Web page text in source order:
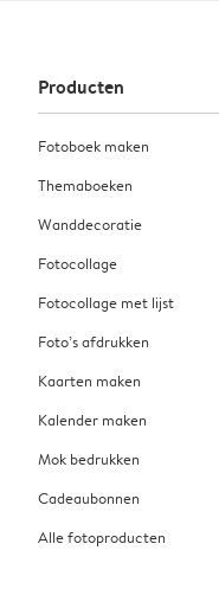
Producten
Fotoboek maken
Themaboeken
Wanddecoratie
Fotocollage
Fotocollage met lijst
Foto’s afdrukken
Kaarten maken
Kalender maken
Mok bedrukken
Cadeaubonnen
Alle fotoproducten